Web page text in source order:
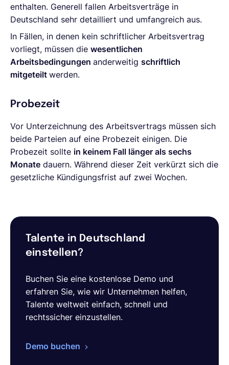
enthalten. Generell fallen Arbeitsverträge in
Deutschland sehr detailliert und umfangreich aus.
In Fällen, in denen kein schriftlicher Arbeitsvertrag
vorliegt, müssen die wesentlichen
Arbeitsbedingungen anderweitig schriftlich
mitgeteilt werden.
Probezeit
Vor Unterzeichnung des Arbeitsvertrags müssen sich
beide Parteien auf eine Probezeit einigen. Die
Probezeit sollte in keinem Fall länger als sechs
Monate dauern. Während dieser Zeit verkürzt sich die
gesetzliche Kündigungsfrist auf zwei Wochen.
Talente in Deutschland
einstellen?
Buchen Sie eine kostenlose Demo und
erfahren Sie, wie wir Unternehmen helfen,
Talente weltweit einfach, schnell und
rechtssicher einzustellen.
Demo buchen